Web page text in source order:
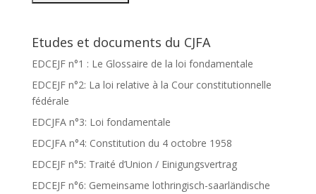
Etudes et documents du CJFA
EDCEJF n°1 : Le Glossaire de la loi fondamentale
EDCEJF n°2: La loi relative à la Cour constitutionnelle
fédérale
EDCJFA n°3: Loi fondamentale
EDCJFA n°4: Constitution du 4 octobre 1958
EDCEJF n°5: Traité d’Union / Einigungsvertrag
EDCEJF n°6: Gemeinsame lothringisch-saarländische